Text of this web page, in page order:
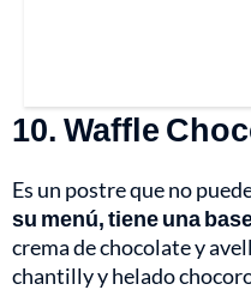
10. Waffle
Es un postre que no
su menú, tiene una
crema de chocolate y
chantilly y helado